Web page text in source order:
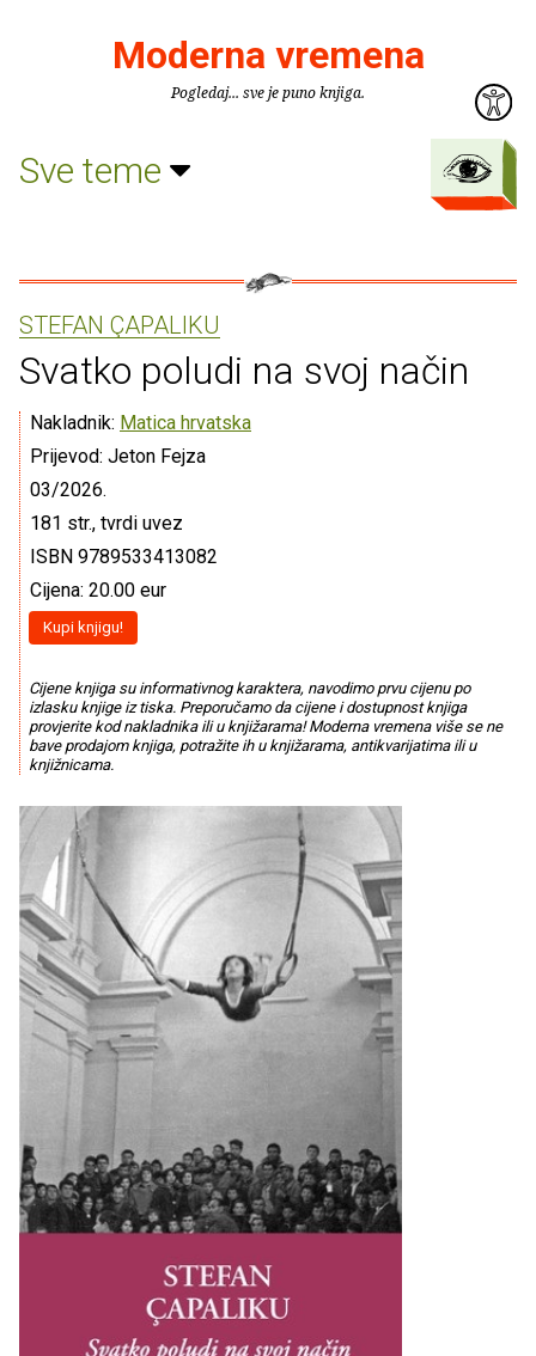
Moderna vremena
Pogledaj... sve je puno knjiga.
Sve teme
STEFAN ÇAPALIKU
Svatko poludi na svoj način
Nakladnik: Matica hrvatska
Prijevod: Jeton Fejza
03/2026.
181 str., tvrdi uvez
ISBN 9789533413082
Cijena: 20.00 eur
Kupi knjigu!
Cijene knjiga su informativnog karaktera, navodimo prvu cijenu po
izlasku knjige iz tiska. Preporučamo da cijene i dostupnost knjiga
provjerite kod nakladnika ili u knjižarama! Moderna vremena više se ne
bave prodajom knjiga, potražite ih u knjižarama, antikvarijatima ili u
knjižnicama.